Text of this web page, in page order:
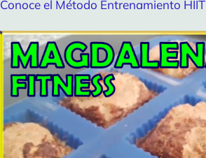
Conoce el Método Entrenamiento HIIT